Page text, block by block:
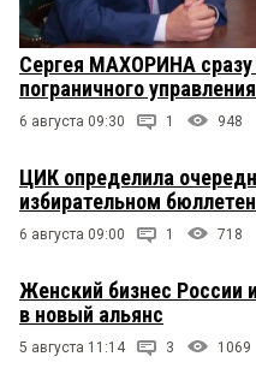
Сергея МАХОРИНА
пограничного
6 августа 09:30 1 948
ЦИК определила
избирательном
6 августа 09:00 1 718
Женский бизнес России
в новый альянс
5 августа 11:14 3 1069